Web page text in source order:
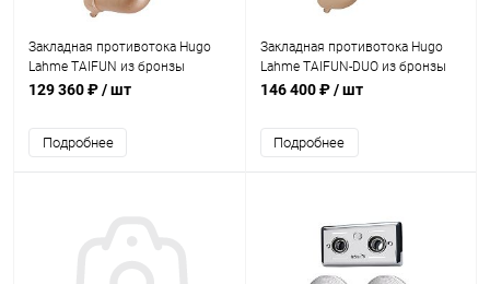
Закладная противотока Hugo
Lahme TAIFUN из бронзы
(7610050)
129 360 ₽/ шт
Подробнее
Закладная противотока Hugo
Lahme TAIFUN-DUO из бронзы
(7613050)
146 400 ₽/ шт
Подробнее